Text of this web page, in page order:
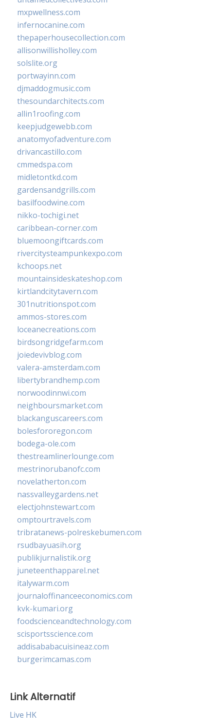
mxpwellness.com
infernocanine.com
thepaperhousecollection.com
allisonwillisholley.com
solslite.org
portwayinn.com
djmaddogmusic.com
thesoundarchitects.com
allin1roofing.com
keepjudgewebb.com
anatomyofadventure.com
drivancastillo.com
cmmedspa.com
midletontkd.com
gardensandgrills.com
basilfoodwine.com
nikko-tochigi.net
caribbean-corner.com
bluemoongiftcards.com
rivercitysteampunkexpo.com
kchoops.net
mountainsideskateshop.com
kirtlandcitytavern.com
301nutritionspot.com
ammos-stores.com
loceanecreations.com
birdsongridgefarm.com
joiedevivblog.com
valera-amsterdam.com
libertybrandhemp.com
norwoodinnwi.com
neighboursmarket.com
blackanguscareers.com
bolesfororegon.com
bodega-ole.com
thestreamlinerlounge.com
mestrinorubanofc.com
novelatherton.com
nassvalleygardens.net
electjohnstewart.com
omptourtravels.com
tribratanews-polreskebumen.com
rsudbayuasih.org
publikjurnalistik.org
juneteenthapparel.net
italywarm.com
journaloffinanceeconomics.com
kvk-kumari.org
foodscienceandtechnology.com
scisportsscience.com
addisababacuisineaz.com
burgerimcamas.com
Link Alternatif
Live HK